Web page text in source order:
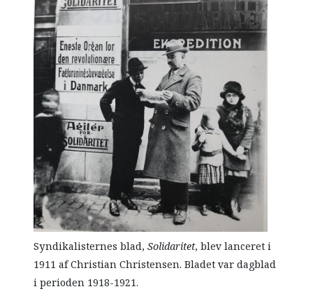
Syndikalisternes blad,Solidaritet, blev lanceret i
1911 af Christian Christensen. Bladet var dagblad
i perioden 1918-1921.